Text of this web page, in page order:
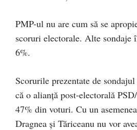
PMP-ul nu are cum să se
scoruri electorale. Alte sondaje
6%.
Scorurile prezentate de
că o alianță post-electorală
47% din voturi. Cu un
Dragnea și Tăriceanu nu vor